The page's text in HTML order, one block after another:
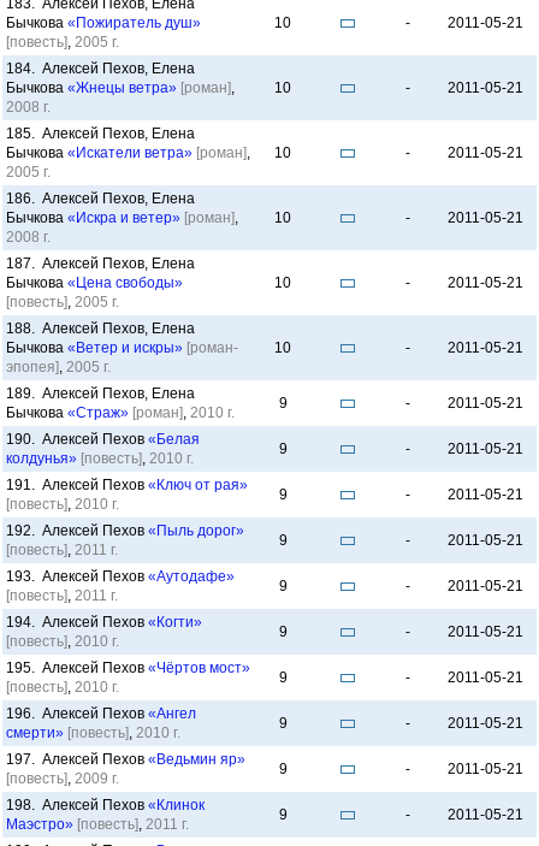
183. Алексей Пехов, Елена
Бычкова «Пожиратель душ»
[повесть], 2005 г.
10 - 2011-05-21
184. Алексей Пехов, Елена
Бычкова «Жнецы ветра» [роман],
2008 г.
10 - 2011-05-21
185. Алексей Пехов, Елена
Бычкова «Искатели ветра» [роман],
2005 г.
10 - 2011-05-21
186. Алексей Пехов, Елена
Бычкова «Искра и ветер» [роман],
2008 г.
10 - 2011-05-21
187. Алексей Пехов, Елена
Бычкова «Цена свободы»
[повесть], 2005 г.
10 - 2011-05-21
188. Алексей Пехов, Елена
Бычкова «Ветер и искры» [роман-
эпопея], 2005 г.
10 - 2011-05-21
189. Алексей Пехов, Елена
Бычкова «Страж» [роман], 2010 г.
9 - 2011-05-21
190. Алексей Пехов «Белая
колдунья» [повесть], 2010 г.
9 - 2011-05-21
191. Алексей Пехов «Ключ от рая»
[повесть], 2010 г.
9 - 2011-05-21
192. Алексей Пехов «Пыль дорог»
[повесть], 2011 г.
9 - 2011-05-21
193. Алексей Пехов «Аутодафе»
[повесть], 2011 г.
9 - 2011-05-21
194. Алексей Пехов «Когти»
[повесть], 2010 г.
9 - 2011-05-21
195. Алексей Пехов «Чёртов мост»
[повесть], 2010 г.
9 - 2011-05-21
196. Алексей Пехов «Ангел
смерти» [повесть], 2010 г.
9 - 2011-05-21
197. Алексей Пехов «Ведьмин яр»
[повесть], 2009 г.
9 - 2011-05-21
198. Алексей Пехов «Клинок
Маэстро» [повесть], 2011 г.
9 - 2011-05-21